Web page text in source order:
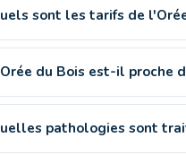
sont les tarifs de
du Bois est-il proche
pathologies sont